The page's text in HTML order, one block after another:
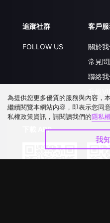
追蹤社群
FOLLOW US
客戶
關於我
常見問
聯絡我
下載 APP
為提供您更多優質的服務與內容，
繼續閱覽本網站內容，即表示您同
私權政策資訊，請閱讀我們的隱私
我